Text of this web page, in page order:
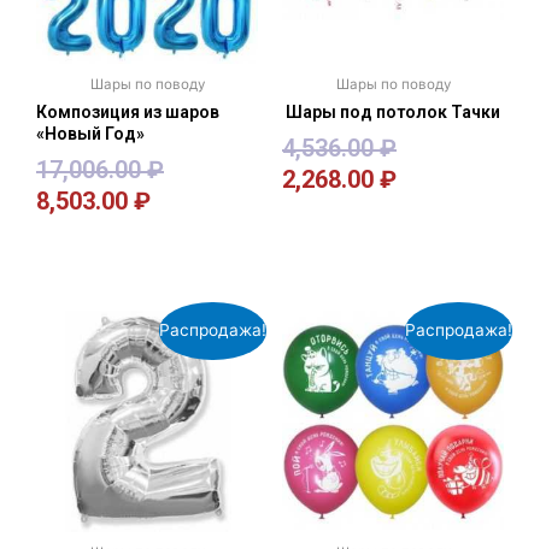
Шары по поводу
Композиция из шаров
«Новый Год»
17,006.00₽
8,503.00 ₽
Шары по поводу
Шары под потолок Тачки
4,536.00₽
2,268.00 ₽
Распродажа! Распродажа!